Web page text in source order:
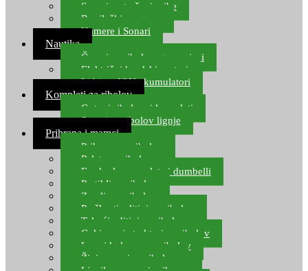
Sonari za traženje ribe
Ronilački program
Kamere i Sonari
Nautika
Čamci za ribolov, gumenjaci
Električni brodski motori
Lithium ION akumulatori
Kompleti za ribolov
Gotovi ribolovni kompleti
Setovi za ribolov lignje
Prihrana i mamci
Prihrana za ribolov
Pelete za ribolov
Feeder lovne pelete i dumbelli
Partikli za ribolov
Zemlja za ribolov
Praškasti aditivi za ribolov
Tekući aditivi za ribolov
Gel i sprej atraktori za ribolov
Lovni kukuruz za ribolov
Živi mamci za ribolov